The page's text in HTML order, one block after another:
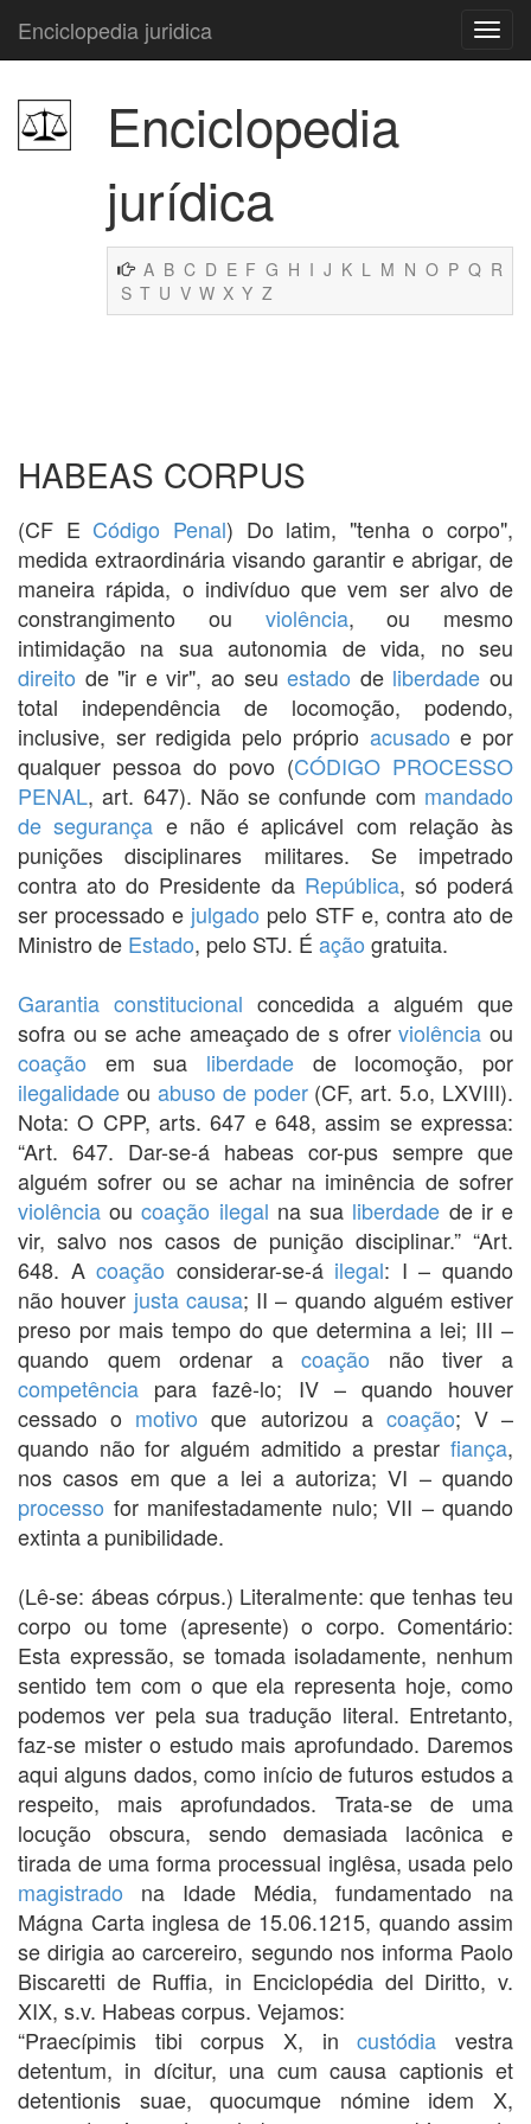
Enciclopedia juridica
Enciclopedia
jurídica
A B C D E F G H I J K L M N O P Q R
S T U V W X Y Z
HABEAS CORPUS
(CF E Código Penal) Do latim, "tenha o corpo",
medida extraordinária visando garantir e abrigar, de
maneira rápida, o indivíduo que vem ser alvo de
constrangimento ou violência, ou mesmo
intimidação na sua autonomia de vida, no seu
direito de "ir e vir", ao seuestado de liberdade ou
total independência de locomoção, podendo,
inclusive, ser redigida pelo próprio acusado e por
qualquer pessoa do povo (CÓDIGO PROCESSO
PENAL, art. 647). Não se confunde com mandado
de segurança e não é aplicável com relação às
punições disciplinares militares. Se impetrado
contra ato do Presidente da República, só poderá
ser processado e julgado pelo STF e, contra ato de
Ministro de Estado, pelo STJ. É ação gratuita.
Garantia constitucional concedida a alguém que
sofra ou se ache ameaçado de s ofrerviolência ou
coação em sua liberdade de locomoção, por
ilegalidade ou abuso de poder(CF, art. 5.o, LXVIII).
Nota: O CPP, arts. 647 e 648, assim se expressa:
“Art. 647. Dar-se-á habeas cor-pus sempre que
alguém sofrer ou se achar na iminência de sofrer
violência oucoação ilegal na sua liberdade de ir e
vir, salvo nos casos de punição disciplinar.” “Art.
648. Acoação considerar-se-á ilegal: I – quando
não houver justa causa; II – quando alguém estiver
preso por mais tempo do que determina a lei; III –
quando quem ordenar acoação não tiver a
competência para fazê-lo; IV – quando houver
cessado o motivo que autorizou a coação; V –
quando não for alguém admitido a prestar fiança,
nos casos em que a lei a autoriza; VI – quando
processo for manifestadamente nulo; VII – quando
extinta a punibilidade.
(Lê-se: ábeas córpus.) Literalmente: que tenhas teu
corpo ou tome (apresente) o corpo. Comentário:
Esta expressão, se tomada isoladamente, nenhum
sentido tem com o que ela representa hoje, como
podemos ver pela sua tradução literal. Entretanto,
faz-se mister o estudo mais aprofundado. Daremos
aqui alguns dados, como início de futuros estudos a
respeito, mais aprofundados. Trata-se de uma
locução obscura, sendo demasiada lacônica e
tirada de uma forma processual inglêsa, usada pelo
magistrado na Idade Média, fundamentado na
Mágna Carta inglesa de 15.06.1215, quando assim
se dirigia ao carcereiro, segundo nos informa Paolo
Biscaretti de Ruffia, in Enciclopédia del Diritto, v.
XIX, s.v. Habeas corpus. Vejamos:
“Praecípimis tibi corpus X, incustódia vestra
detentum, in dícitur, una cum causa captionis et
detentionis suae, quocumque nómine idem X,